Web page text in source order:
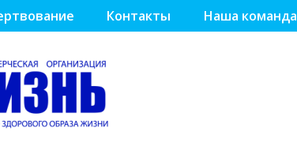
Контакты Наша команда